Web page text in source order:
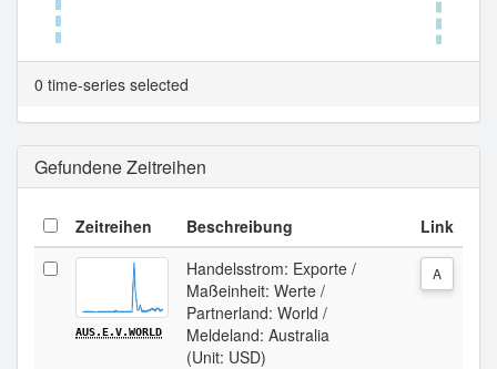
Tabellenansicht.
0 time-series selected
Gefundene Zeitreihen
Zeitreihen Beschreibung Link
AUS.E.V.WORLD
Handelsstrom: Exporte /
Maßeinheit: Werte /
Partnerland: World /
Meldeland: Australia
(Unit: USD)
A